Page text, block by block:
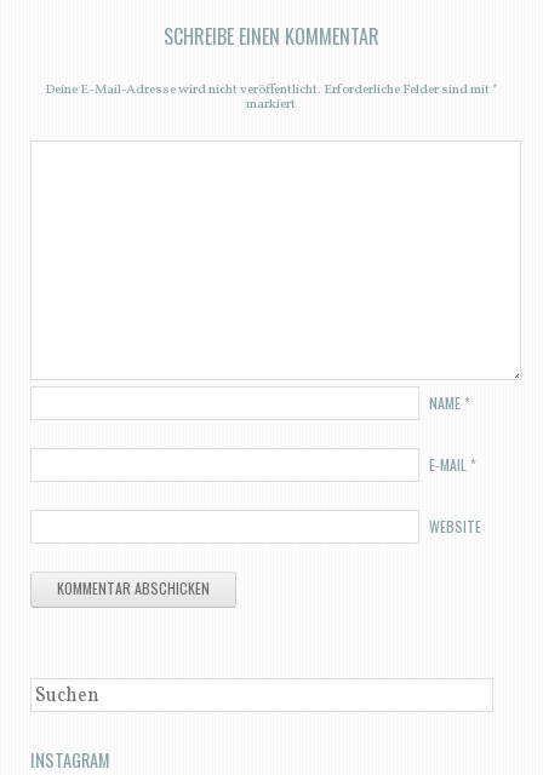
SCHREIBE EINEN KOMMENTAR
Deine E-Mail-Adresse wird nicht veröffentlicht. Erforderliche Felder sind mit*
markiert
NAME*
E-MAIL *
WEBSITE
SUCHEN
INSTAGRAM